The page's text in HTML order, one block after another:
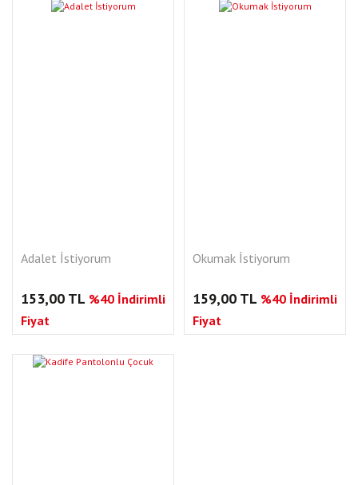
Adalet İstiyorum
153,00 TL %40 İndirimli
Fiyat
Okumak İstiyorum
159,00 TL %40 İndirimli
Fiyat